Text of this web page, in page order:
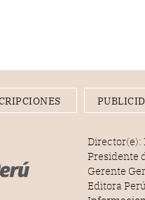
Director(e):
Presidente
Gerente
Editora